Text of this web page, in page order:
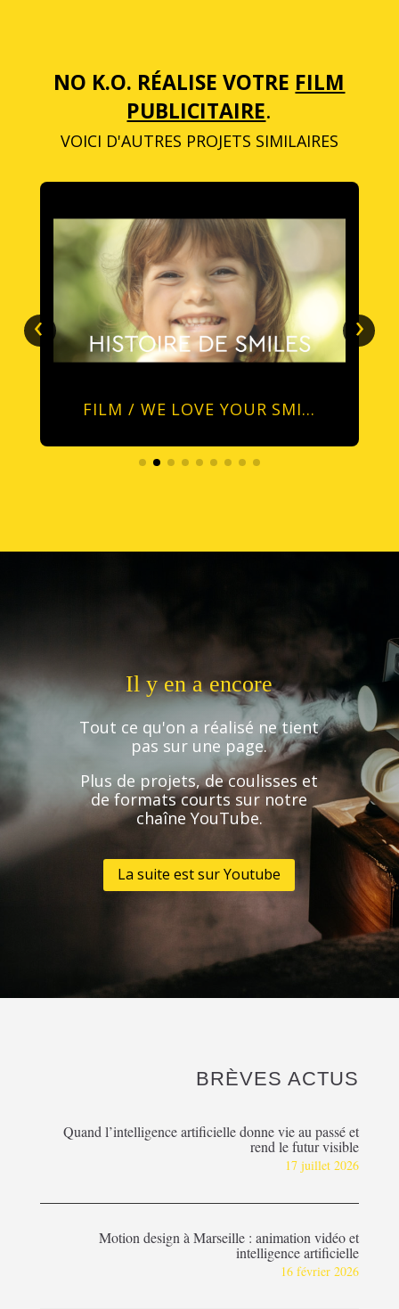
NO K.O. RÉALISE VOTRE FILM
PUBLICITAIRE.
VOICI D'AUTRES PROJETS SIMILAIRES
‹ ›
FILM / WE LOVE YOUR SMI…
Il y en a encore
Tout ce qu'on a réalisé ne tient
pas sur une page.
Plus de projets, de coulisses et
de formats courts sur notre
chaîne YouTube.
La suite est sur Youtube
BRÈVES ACTUS
Quand l’intelligence artificielle donne vie au passé et
rend le futur visible
17 juillet 2026
Motion design à Marseille : animation vidéo et
intelligence artificielle
16 février 2026